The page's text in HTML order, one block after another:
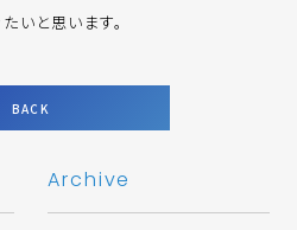
いと思います。
BACK
Archive